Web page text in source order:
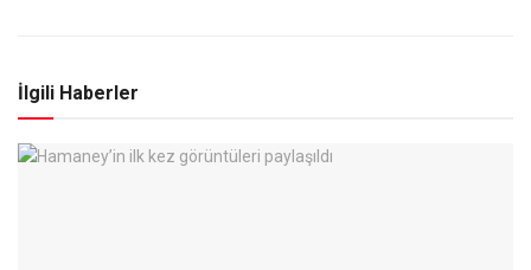
İlgili Haberler